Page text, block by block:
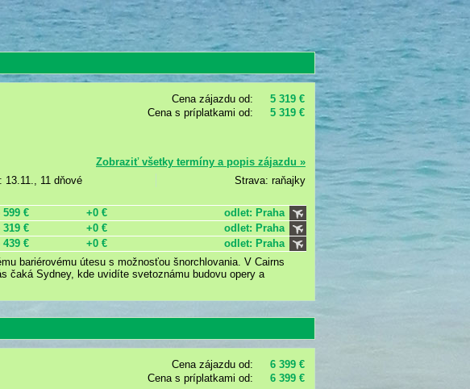
Cena zájazdu od:
5 319 €
Cena s príplatkami od:
5 319 €
Zobraziť všetky termíny a popis zájazdu »
13.11., 11 dňové
Strava: raňajky
599 € +0 €
odlet: Praha
319 € +0 €
odlet: Praha
439 € +0 €
odlet: Praha
bariérovému útesu s možnosťou šnorchlovania. V Cairns
čaká Sydney, kde uvidíte svetoznámu budovu opery a
Cena zájazdu od:
6 399 €
Cena s príplatkami od:
6 399 €